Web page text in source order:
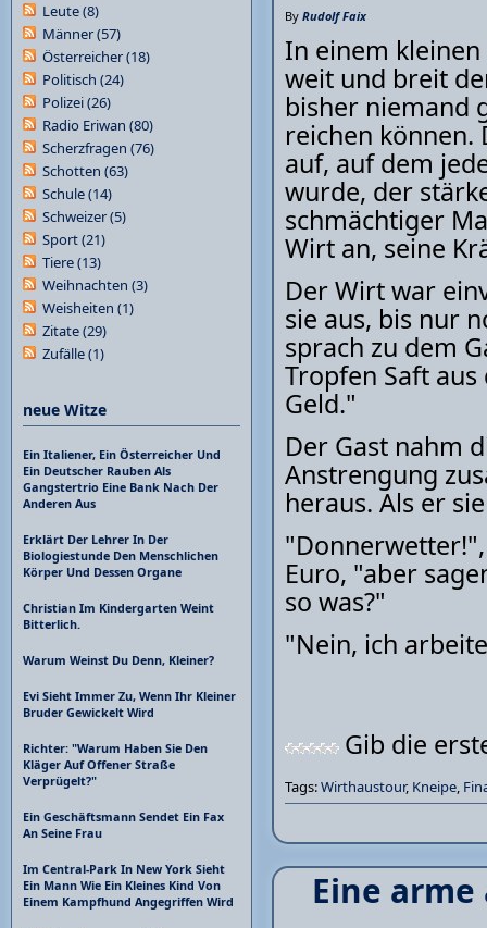
By Rudolf Faix
In einem
weit und breit
bisher niemand
reichen können.
auf, auf dem
wurde, der
schmächtiger
Wirt an, seine
Der Wirt war
sie aus, bis nur
sprach zu dem
Tropfen Saft
Geld."
Der Gast nahm
Anstrengung
heraus. Als er
Euro, "aber
so was?"
"Nein, ich
Gib die
Tags:Wirthaustour, Kneipe,
Eine
Leute(8)
Männer(57)
Österreicher(18)
Politisch (24)
Polizei(26)
Radio Eriwan (80)
Scherzfragen (76)
Schotten (63)
Schule(14)
Schweizer(5)
Sport(21)
Tiere(13)
Weihnachten (3)
Weisheiten (1)
Zitate(29)
Zufälle(1)
neue Witze
Ein Italiener, Ein Österreicher Und
Ein Deutscher Rauben Als
Gangstertrio Eine Bank Nach Der
Anderen Aus
Erklärt Der Lehrer In Der
Biologiestunde Den Menschlichen
Körper Und Dessen Organe
Christian Im Kindergarten Weint
Bitterlich.
Warum Weinst Du Denn, Kleiner?
Evi Sieht Immer Zu, Wenn Ihr Kleiner
Bruder Gewickelt Wird
Richter: "Warum Haben Sie Den
Kläger Auf Offener Straße
Verprügelt?"
Ein Geschäftsmann Sendet Ein Fax
An Seine Frau
Im Central-Park In New York Sieht
Ein Mann Wie Ein Kleines Kind Von
Einem Kampfhund Angegriffen Wird